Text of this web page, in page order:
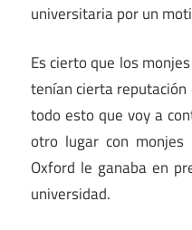
universitaria por un
Es cierto que los
tenían cierta
todo esto que voy a
otro lugar con monjes
Oxford le ganaba en
universidad.